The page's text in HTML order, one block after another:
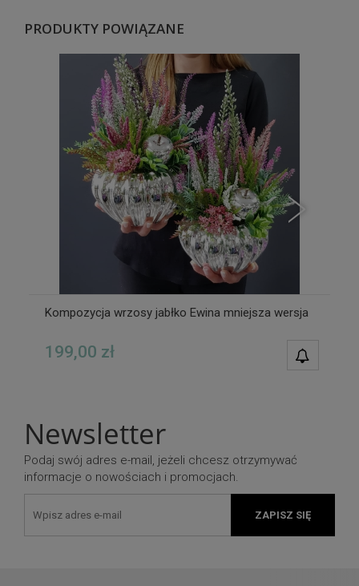
PRODUKTY POWIĄZANE
Kompozycja wrzosy jabłko Ewina mniejsza wersja
199,00 zł
Newsletter
Podaj swój adres e-mail, jeżeli chcesz otrzymywać
informacje o nowościach i promocjach.
ZAPISZ SIĘ